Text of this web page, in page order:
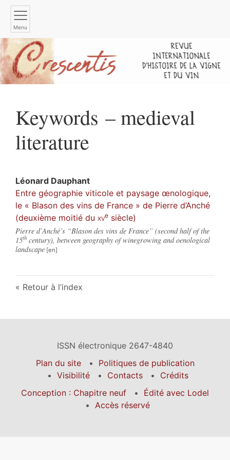
Menu
Keywords – medieval
literature
Léonard Dauphant
Entre géographie viticole et paysage œnologique,
le « Blason des vins de France » de Pierre d’Anché
(deuxième moitié du xve siècle)
Pierre d’Anché’s “Blason des vins de France” (second half of the
15th century), between geography of winegrowing and oenological
landscape
Retour à l’index
ISSN électronique 2647-4840
Plan du site
Politiques de publication
Visibilité
Contacts
Crédits
Conception : Chapitre neuf
Édité avec Lodel
Accès réservé